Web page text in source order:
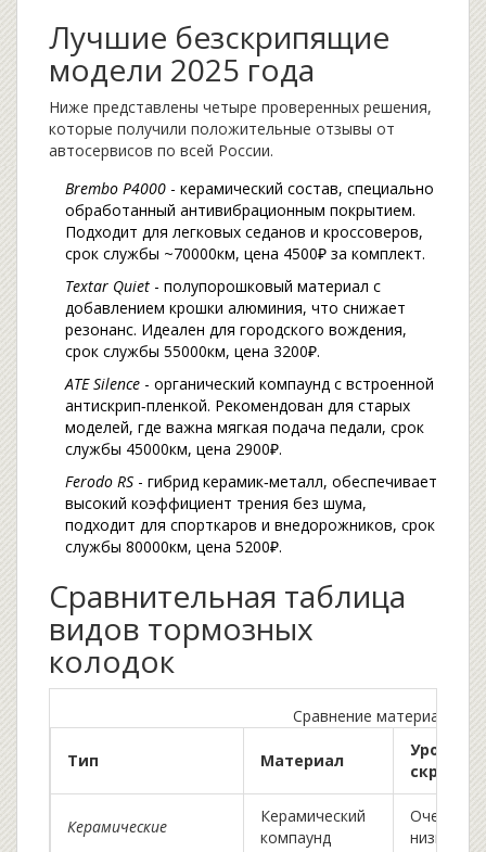
Лучшие безскрипящие
модели 2025 года
Ниже представлены четыре проверенных решения,
которые получили положительные отзывы от
автосервисов по всей России.
Brembo P4000 - керамический состав, специально
обработанный антивибрационным покрытием.
Подходит для легковых седанов и кроссоверов,
срок службы ~70000км, цена 4500₽ за комплект.
Textar Quiet - полупорошковый материал с
добавлением крошки алюминия, что снижает
резонанс. Идеален для городского вождения,
срок службы 55000км, цена 3200₽.
ATE Silence - органический компаунд с встроенной
антискрип‑пленкой. Рекомендован для старых
моделей, где важна мягкая подача педали, срок
службы 45000км, цена 2900₽.
Ferodo RS - гибрид керамик‑металл, обеспечивает
высокий коэффициент трения без шума,
подходит для спорткаров и внедорожников, срок
службы 80000км, цена 5200₽.
Сравнительная таблица
видов тормозных
колодок
Сравнение материалов
Тип Материал
Уровень
скрипа
Керамические
Керамический
компаунд
Очень
низкий